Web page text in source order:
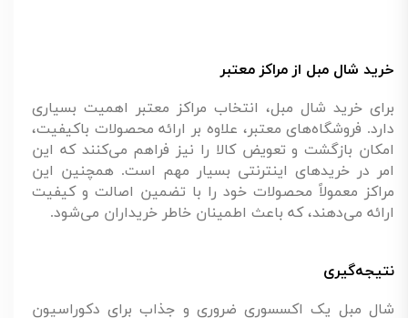
خرید شال مبل از مراکز معتبر
برای خرید شال مبل، انتخاب مراکز معتبر اهمیت بسیاری
دارد. فروشگاه‌های معتبر، علاوه بر ارائه محصولات باکیفیت،
امکان بازگشت و تعویض کالا را نیز فراهم می‌کنند که این
امر در خریدهای اینترنتی بسیار مهم است. همچنین این
مراکز معمولاً محصولات خود را با تضمین اصالت و کیفیت
ارائه می‌دهند، که باعث اطمینان خاطر خریداران می‌شود.
نتیجه‌گیری
شال مبل یک اکسسوری ضروری و جذاب برای دکوراسیون